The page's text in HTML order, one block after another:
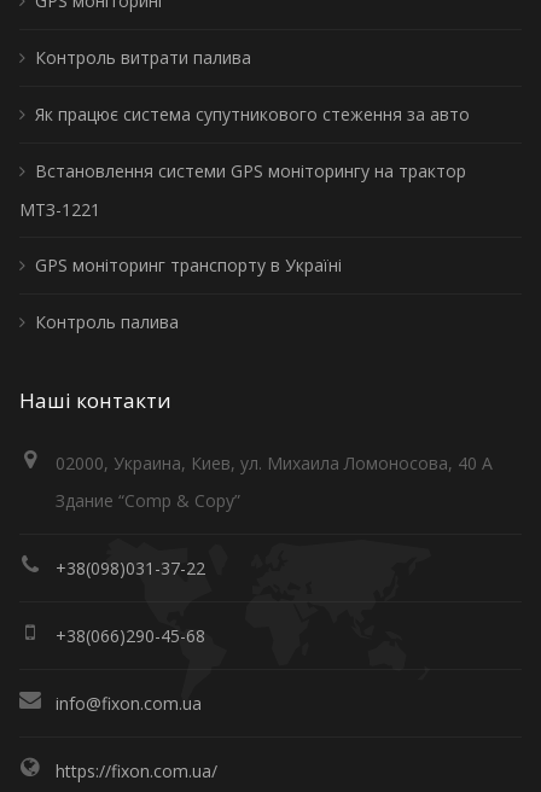
Контроль витрати палива
Як працює система супутникового стеження за авто
Встановлення системи GPS моніторингу на трактор
МТЗ-1221
GPS моніторинг транспорту в Україні
Контроль палива
Наші контакти
02000, Украина, Киев, ул. Михаила Ломоносова, 40 А
Здание “Comp & Copy”
+38(098)031-37-22
+38(066)290-45-68
info@fixon.com.ua
https://fixon.com.ua/